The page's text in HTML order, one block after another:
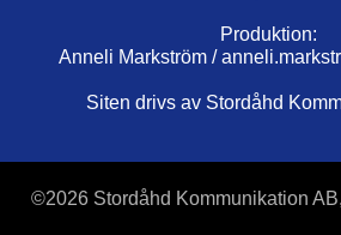
Produktion:
Anneli Markström /
Siten drivs av Stordåhd
©2026 Stordåhd Kommunikation